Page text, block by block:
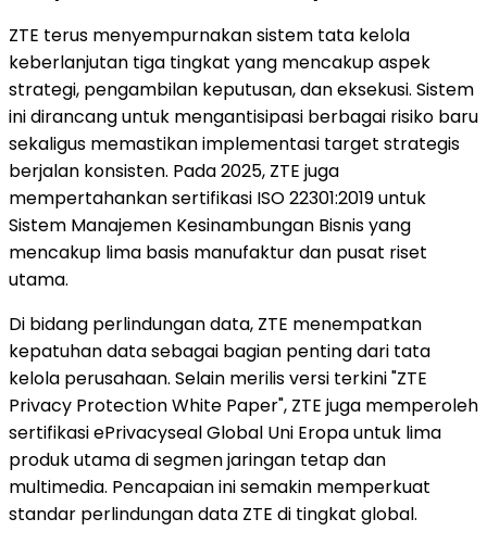
ZTE terus menyempurnakan sistem tata kelola
keberlanjutan tiga tingkat yang mencakup aspek
strategi, pengambilan keputusan, dan eksekusi. Sistem
ini dirancang untuk mengantisipasi berbagai risiko baru
sekaligus memastikan implementasi target strategis
berjalan konsisten. Pada 2025, ZTE juga
mempertahankan sertifikasi ISO 22301:2019 untuk
Sistem Manajemen Kesinambungan Bisnis yang
mencakup lima basis manufaktur dan pusat riset
utama.
Di bidang perlindungan data, ZTE menempatkan
kepatuhan data sebagai bagian penting dari tata
kelola perusahaan. Selain merilis versi terkini "ZTE
Privacy Protection White Paper", ZTE juga memperoleh
sertifikasi ePrivacyseal Global Uni Eropa untuk lima
produk utama di segmen jaringan tetap dan
multimedia. Pencapaian ini semakin memperkuat
standar perlindungan data ZTE di tingkat global.